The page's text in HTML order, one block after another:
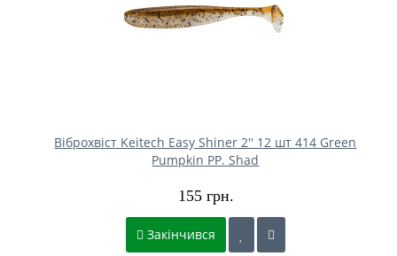
Віброхвіст Keitech Easy Shiner 2'' 12 шт 414 Green
Pumpkin PP. Shad
155 грн.
Закінчився